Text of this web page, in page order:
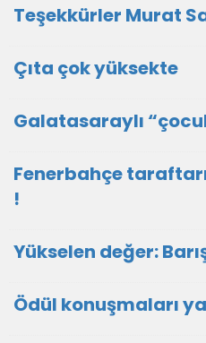
Teşekkürler Murat
Çıta çok yüksekte
Galatasaraylı
Fenerbahçe
!
Yükselen değer:
Ödül konuşmaları